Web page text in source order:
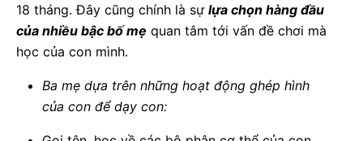
18 tháng. Đây cũng chính là sự lựa chọn hàng đầu
của nhiều bậc bố mẹ quan tâm tới vấn đề chơi mà
học của con mình.
Ba mẹ dựa trên những hoạt động ghép hình
của con để dạy con: